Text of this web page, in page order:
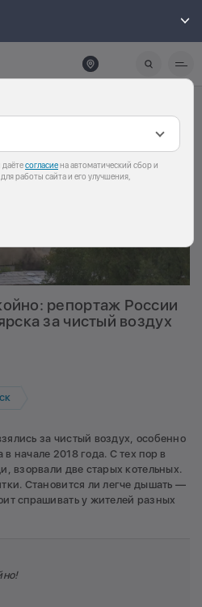
согласиена автоматический сбор и
работы сайта и его улучшения,
репортаж России
за чистый воздух
за чистый воздух, особенно
начале 2018 года. С тех пор в
взорвали две старых котельных.
Становится ли легче дышать —
спрашивать у жителей разных